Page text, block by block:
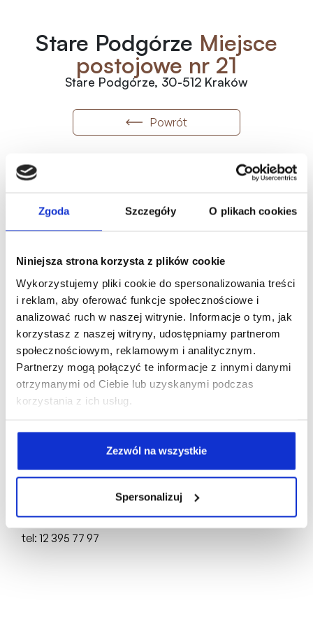
Zgoda Szczegóły O plikach cookies
Niniejsza strona korzysta z plików cookie
Wykorzystujemy pliki cookie do spersonalizowania treści
i reklam, aby oferować funkcje społecznościowe i
analizować ruch w naszej witrynie. Informacje o tym, jak
korzystasz z naszej witryny, udostępniamy partnerom
społecznościowym, reklamowym i analitycznym.
Partnerzy mogą połączyć te informacje z innymi danymi
otrzymanymi od Ciebie lub uzyskanymi podczas
korzystania z ich usług.
Zezwól na wszystkie
Spersonalizuj
Stare Podgórze Miejsce
postojowe nr 21
Stare Podgórze, 30-512 Kraków
Powrót
Metraż
12.50m Wolne 7 920 zł/m
99 000.00
Oferta indywidualna
Karta mieszkania
Biuro Sprzedaży:
ul. Mogilska 43, 31-545 Kraków
Deweloper:
FD4 Sp. z o.o.
NIP: 6751750704, REGON: 388846064,
KRS: 0000898717
tel: 12 395 77 97